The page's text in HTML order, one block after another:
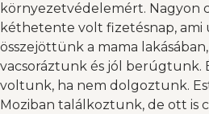
környezetvédelemért. Nagyon
kéthetente volt fizetésnap, ami
összejöttünk a mama
vacsoráztunk és jól berúgtunk.
voltunk, ha nem dolgoztunk.
Moziban találkoztunk, de ott is